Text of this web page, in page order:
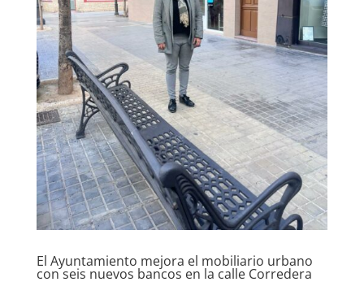
El Ayuntamiento mejora el mobiliario urbano
con seis nuevos bancos en la calle Corredera